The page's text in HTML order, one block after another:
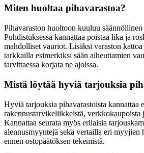
Miten huoltaa pihavarastoa?
Pihavaraston huoltoon kuuluu säännöllinen
Puhdistuksessa kannattaa poistaa lika ja
mahdolliset vauriot. Lisäksi varaston kattoa
tarkkailla esimerkiksi sään aiheuttamien
tarvittaessa korjata ne ajoissa.
Mistä löytää hyviä tarjouksia
Hyviä tarjouksia pihavarastoista kannattaa
rakennustarvikeliikkeistä, verkkokaupoista
Kannattaa seurata myös erilaisia
alennusmyyntejä sekä vertailla eri myyjien
ennen ostopäätöksen tekemistä.